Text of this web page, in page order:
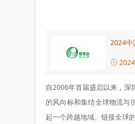
2024中
自2006年首届盛启以来，深
的风向标和集结全球物流与
起一个跨越地域、链接全球